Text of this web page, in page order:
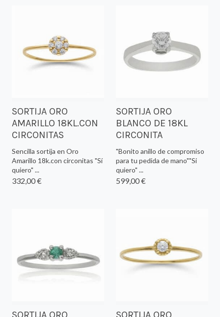
SORTIJA ORO
AMARILLO 18KL.CON
CIRCONITAS
Sencilla sortija en Oro
Amarillo 18k.con circonitas "Sí
quiero" ...
332,00 €
SORTIJA ORO
BLANCO DE 18KL
CIRCONITA
"Bonito anillo de compromiso
para tu pedida de mano""Si
quiero" ...
599,00 €